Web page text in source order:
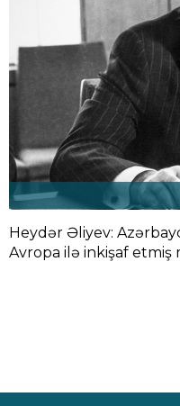
Heydər Əliyev:
Avropa ilə inkişaf etmiş